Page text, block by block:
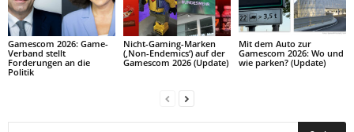
Gamescom 2026: Game-
Verband stellt
Forderungen an die
Politik
Nicht-Gaming-Marken
(‚Non-Endemics‘) auf der
Gamescom 2026 (Update)
Mit dem Auto zur
Gamescom 2026: Wo und
wie parken? (Update)